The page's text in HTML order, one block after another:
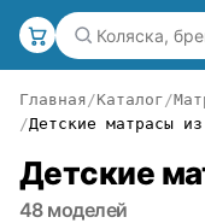
Главная Каталог
Детские матрасы
Детские
48 моделей